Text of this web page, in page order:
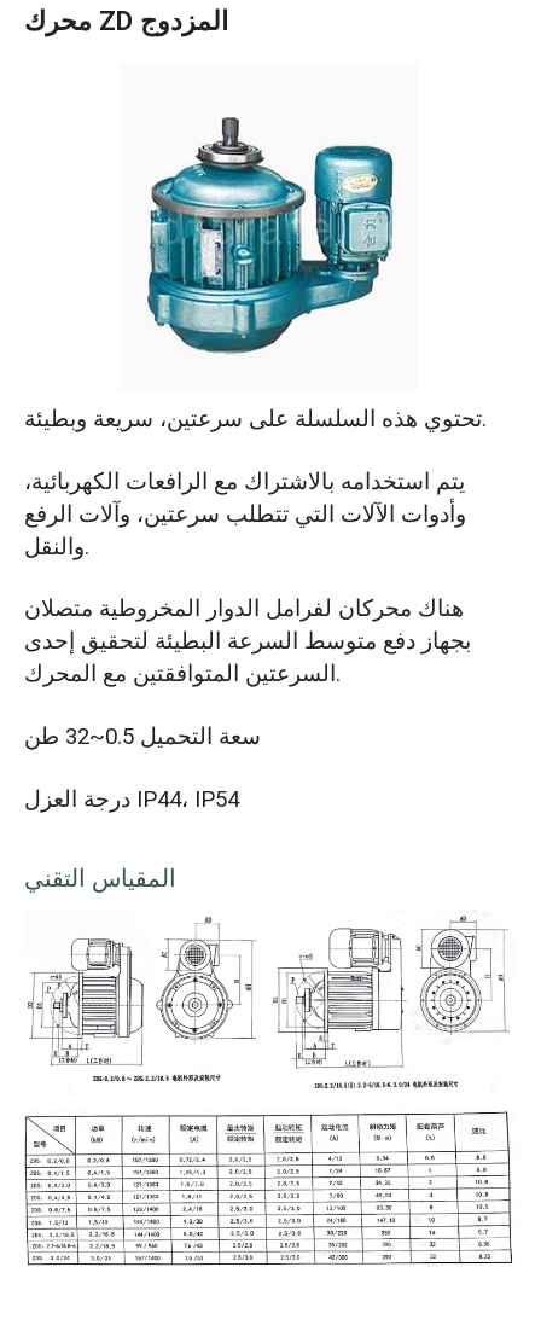
محرك ZD المزدوج
تحتوي هذه السلسلة على سرعتين، سريعة وبطيئة.
يتم استخدامه بالاشتراك مع الرافعات الكهربائية،
وأدوات الآلات التي تتطلب سرعتين، وآلات الرفع
والنقل.
هناك محركان لفرامل الدوار المخروطية متصلان
بجهاز دفع متوسط السرعة البطيئة لتحقيق إحدى
السرعتين المتوافقتين مع المحرك.
سعة التحميل 0.5~32 طن
درجة العزل IP44، IP54
المقياس التقني